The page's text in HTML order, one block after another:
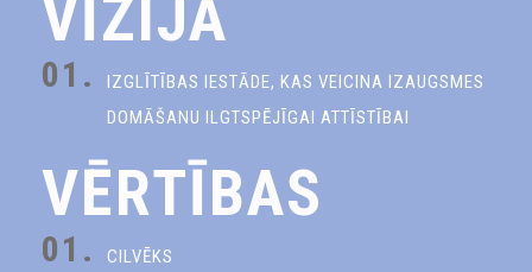
VĪZIJA
01.
IZGLĪTĪBAS IESTĀDE, KAS VEICINA IZAUGSMES
DOMĀŠANU ILGTSPĒJĪGAI ATTĪSTĪBAI
VĒRTĪBAS
01. CILVĒKS